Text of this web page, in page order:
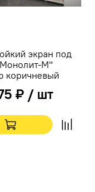
экран под
М"
коричневый
₽ / шт